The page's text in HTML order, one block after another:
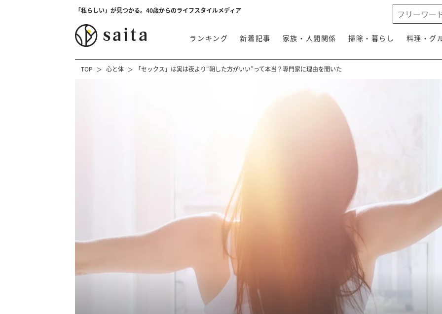
「私らしい」が見つかる。40歳からのライフスタイルメディア
ランキング 新着記事 家族・人間関係 掃除・暮らし 料理・グ
TOP 心と体 「セックス」は実は夜より“朝した方がいい”って本当？専門家に理由を聞いた